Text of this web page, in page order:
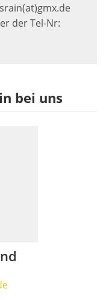
der Tel-Nr:
bei uns